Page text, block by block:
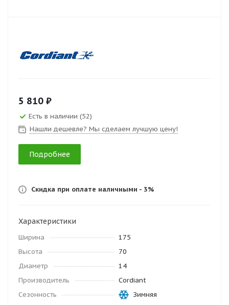
5 810 ₽
Есть в наличии (52)
Нашли дешевле? Мы сделаем лучшую цену!
Подробнее
Скидка при оплате наличными - 3%
Характеристики
Ширина
175
Высота
70
Диаметр
14
Производитель
Cordiant
Сезонность
Зимняя